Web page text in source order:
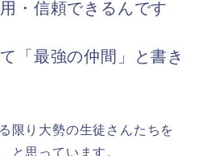
・信頼できるんです
「最強の仲間」と書き
限り大勢の生徒さんたちを
と思っています。